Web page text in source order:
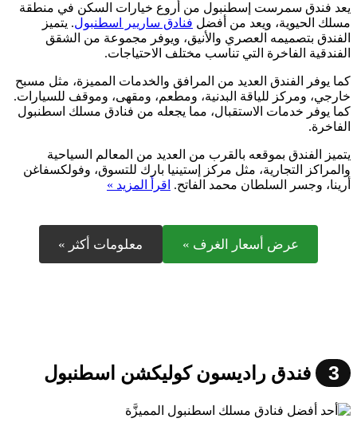
يعد فندق سمرست إسطنبول من أروع خيارات السكن في منطقة
مسلك الحيوية، ويعد من أفضل فنادق ساريير اسطنبول. يتميز
الفندق بتصميمه العصري والأنيق، ويوفر مجموعة من الشقق
الفندقية الفاخرة التي تناسب مختلف الاحتياجات.
كما يوفر الفندق العديد من المرافق والخدمات المميزة، مثل مسبح
خارجي، ومركز للياقة البدنية، ومطعم، ومقهى، وموقف للسيارات.
كما يوفر خدمات الاستقبال، مما يجعله من فنادق مسلك اسطنبول
الفاخرة.
يتميز الفندق بموقعه بالقرب من العديد من المعالم السياحية
والمراكز التجارية، مثل مركز إستينيا بارك للتسوق، وفولكسفاغن
أرينا، وجسر السلطان محمد الفاتح. اقرأ المزيد »
عرض أسعار الغرف » معلومات أكثر »
3 فندق راديسون كوليكشن اسطنبول